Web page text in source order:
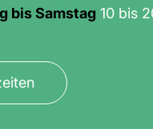
bis Samstag10 bis